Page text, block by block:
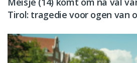
Tirol: tragedie voor ogen van